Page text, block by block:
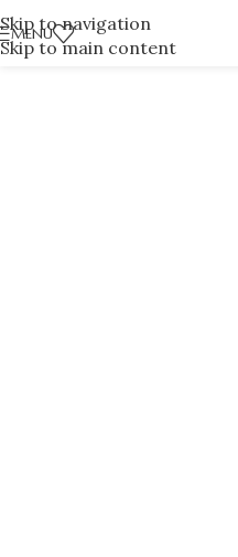
Skip to navigation
Skip to main content
MENÚ